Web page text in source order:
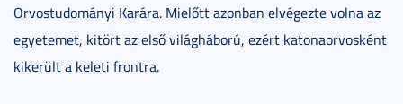
Orvostudományi Karára. Mielőtt azonban elvégezte volna az
egyetemet, kitört az első világháború, ezért katonaorvosként
kikerült a keleti frontra.